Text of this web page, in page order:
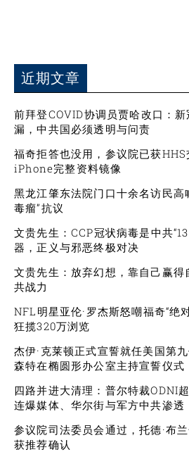
近期文章
前拜登COVID协调员贾哈改口：
漏，中共国必须透明与问责
福奇拒答也没用，参议院已获
iPhone完整资料镜像
黑龙江肇东法院门口十余名访民高
毒瘤”抗议
文贵先生：CCP冠状病毒是中共
器，正义与邪恶终极对决
文贵先生：放弃幻想，靠自己赢
共战力
NFL明星亚伦·罗杰斯怒嘲福奇“绝
狂揽320万浏览
杰伊·克莱顿正式宣誓就任美国第
森特在椭圆形办公室主持宣誓仪式
四路并进大清理：普尔特裁ODNI
连爆媒体、华尔街与军方中共渗透
参议院司法委员会通过，托德·布
获推荐确认